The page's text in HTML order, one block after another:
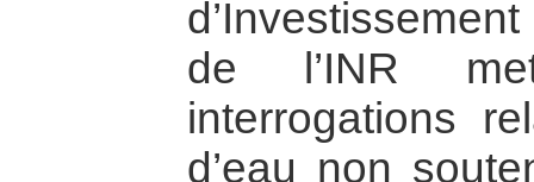
de l’INR
interrogations
d’eau non